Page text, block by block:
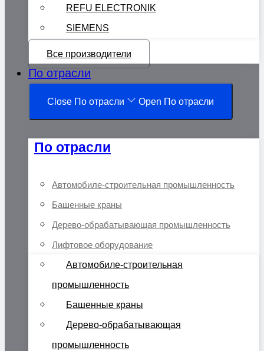
REFU ELECTRONIK
SIEMENS
Все производители
По отрасли
Close По отрасли Open По отрасли
По отрасли
Автомобиле-строительная промышленность
Башенные краны
Дерево-обрабатывающая промышленность
Лифтовое оборудование
Автомобиле-строительная
промышленность
Башенные краны
Дерево-обрабатывающая
промышленность